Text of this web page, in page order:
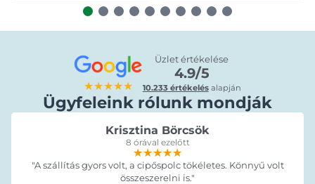
★★★★★
Üzlet értékelése
4.9/5
10.233 értékelésalapján
Ügyfeleink rólunk mondják
Krisztina Börcsök
8 órával ezelőtt
★★★★★
★★★★★
★★★★★
"A szállítás gyors volt, a cipőspolc tökéletes. Könnyű volt
összeszerelni is."